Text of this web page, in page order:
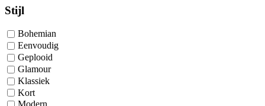
Stijl
Bohemian
Eenvoudig
Geplooid
Glamour
Klassiek
Kort